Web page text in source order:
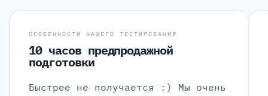
ОСОБЕННОСТИ НАШЕГО ТЕСТИРОВАНИЯ
10 часов предпродажной
подготовки
Быстрее не получается :) Мы очень